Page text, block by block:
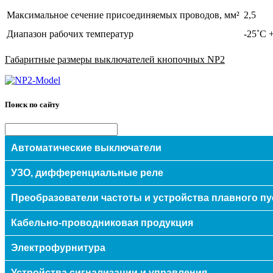
Максимальное сечение присоединяемых проводов, мм² 2,5
Диапазон рабочих температур
-25˚С
Габаритные размеры выключателей кнопочных NP2
Поиск по сайту
Автоматические выключатели
Модульные
Eaton/Moeller (Германия)
ETI (Словения)
Hager (Германия)
Legrand (Франция)
Schneider Electric (Франция)
Силовые
Eaton/Moeller (Германия)
ETI (Словения)
УЗО, дифференциальные реле
Авт.выключатели защиты двигателей
Eaton/Moeller (Германия)
ETI (Словения)
УЗО
Eaton/Moeller (Германия)
Преобразователи частоты и устройства плавного
Преобразователи частоты EATON / Moeller (Германия)
Кабельно-проводниковая продукция
Кабель
Электрофурнитура
Электроустановочные изделия POLO (для скрытой